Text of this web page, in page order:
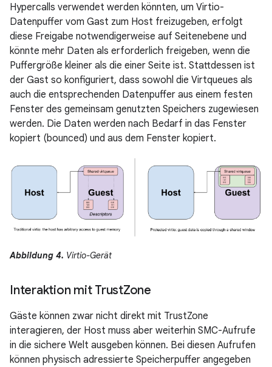
Hypercalls verwendet werden könnten, um Virtio-
Datenpuffer vom Gast zum Host freizugeben, erfolgt
diese Freigabe notwendigerweise auf Seitenebene und
könnte mehr Daten als erforderlich freigeben, wenn die
Puffergröße kleiner als die einer Seite ist. Stattdessen ist
der Gast so konfiguriert, dass sowohl die Virtqueues als
auch die entsprechenden Datenpuffer aus einem festen
Fenster des gemeinsam genutzten Speichers zugewiesen
werden. Die Daten werden nach Bedarf in das Fenster
kopiert (bounced) und aus dem Fenster kopiert.
Abbildung 4. Virtio-Gerät
Interaktion mit TrustZone
Gäste können zwar nicht direkt mit TrustZone
interagieren, der Host muss aber weiterhin SMC-Aufrufe
in die sichere Welt ausgeben können. Bei diesen Aufrufen
können physisch adressierte Speicherpuffer angegeben